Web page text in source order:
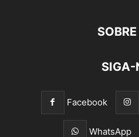
SIGA-
Facebook
WhatsApp